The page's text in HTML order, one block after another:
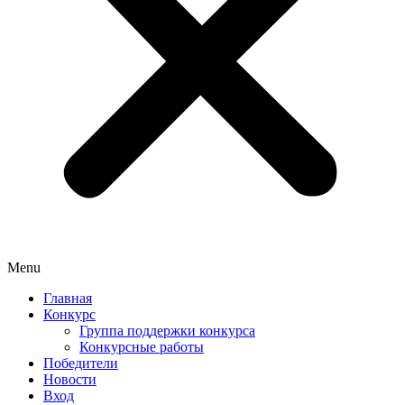
Menu
Главная
Конкурс
Группа поддержки конкурса
Конкурсные работы
Победители
Новости
Вход